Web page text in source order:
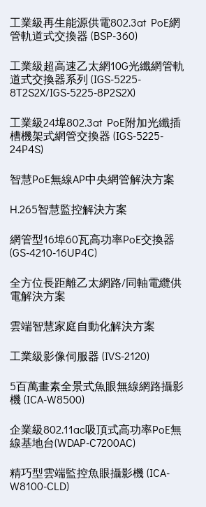
工業級再生能源供電802.3at PoE網
管軌道式交換器 (BSP-360)
工業級超高速乙太網10G光纖網管軌
道式交換器系列 (IGS-5225-
8T2S2X/IGS-5225-8P2S2X)
工業級24埠802.3at PoE附加光纖插
槽機架式網管交換器 (IGS-5225-
24P4S)
智慧PoE無線AP中央網管解決方案
H.265智慧監控解決方案
網管型16埠60瓦高功率PoE交換器
(GS-4210-16UP4C)
全方位長距離乙太網路/同軸電纜供
電解決方案
雲端智慧家庭自動化解決方案
工業級影像伺服器 (IVS-2120)
5百萬畫素全景式魚眼無線網路攝影
機 (ICA-W8500)
企業級802.11ac吸頂式高功率PoE無
線基地台(WDAP-C7200AC)
精巧型雲端監控魚眼攝影機 (ICA-
W8100-CLD)